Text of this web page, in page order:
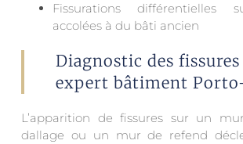
Fissurations différentielles
accolées à du bâti ancien
Diagnostic des
expert bâtiment
L’apparition de fissures sur un
dallage ou un mur de refend